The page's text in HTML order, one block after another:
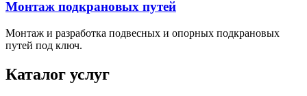
Монтаж подкрановых путей
Монтаж и разработка подвесных и опорных подкрановых
путей под ключ.
Каталог услуг